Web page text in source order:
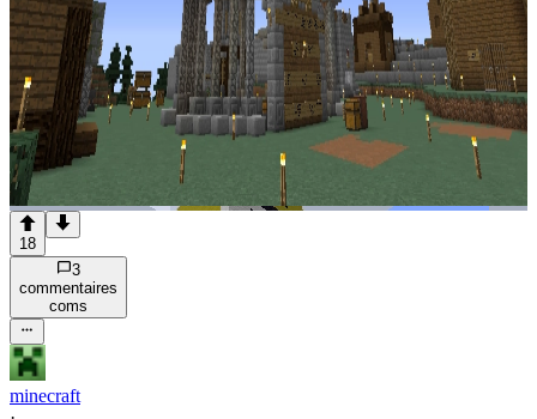
18
3
commentaires
coms
minecraft